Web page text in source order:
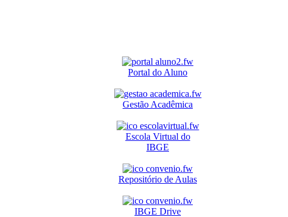
Portal do Aluno
Gestão Acadêmica
Escola Virtual do
IBGE
Repositório de Aulas
IBGE Drive